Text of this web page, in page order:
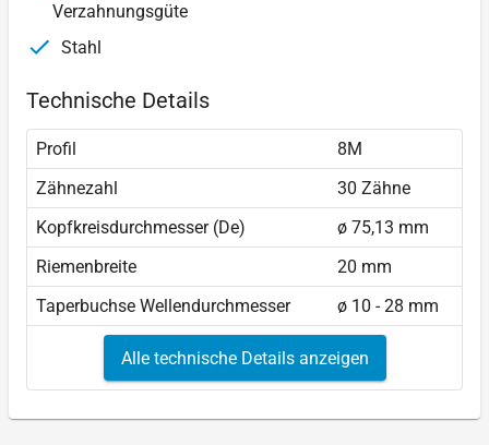
Verzahnungsgüte
Stahl
Technische Details
Profil
8M
Zähnezahl
30 Zähne
Kopfkreisdurchmesser (De)
ø 75,13 mm
Riemenbreite
20 mm
Taperbuchse Wellendurchmesser
ø 10 - 28 mm
Alle technische Details anzeigen